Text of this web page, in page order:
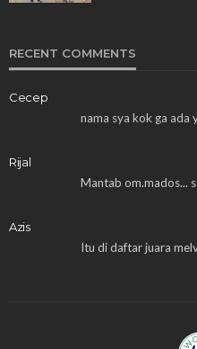
RECENT COMMENTS
Cecep
nama sya kok ga ada
Rijal
Mantab om.mados...
Azis
Itu di daftar juara